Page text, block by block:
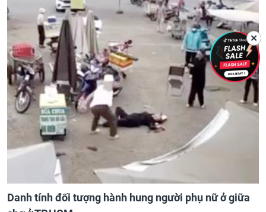
Danh tính đối tượng hành hung người phụ nữ ở giữa
✕